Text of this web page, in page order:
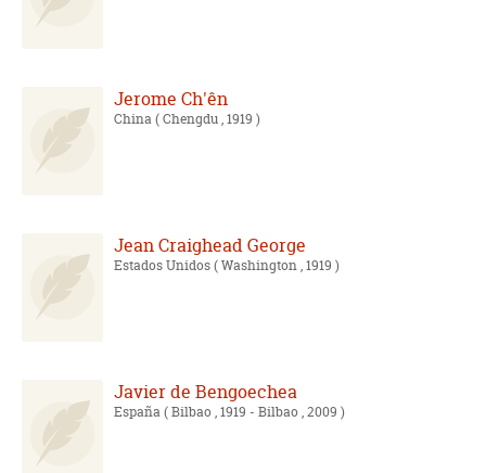
Jerome Ch'ên
China( Chengdu , 1919 )
Jean Craighead George
Estados Unidos( Washington , 1919 )
Javier de Bengoechea
España( Bilbao , 1919 - Bilbao , 2009 )